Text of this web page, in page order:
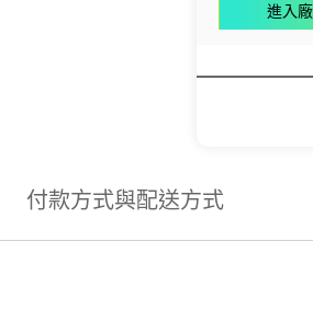
進入
付款方式與配送方式